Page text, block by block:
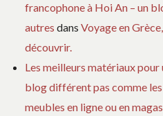
francophone à Hoi An – un
autres dans Voyage en
découvrir.
Les meilleurs matériaux pour
blog différent pas comme
meubles en ligne ou en